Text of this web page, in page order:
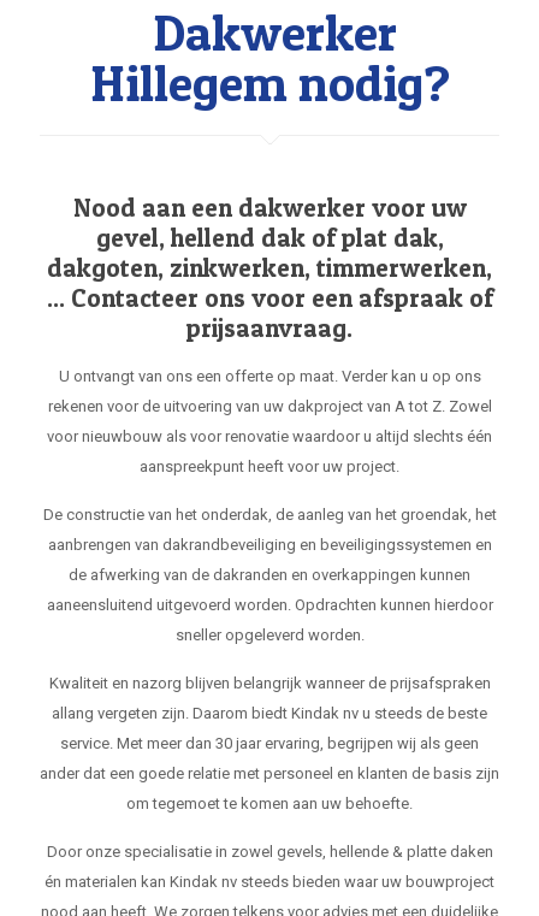
Dakwerker
Hillegem nodig?
Nood aan een dakwerker voor uw
gevel, hellend dak of plat dak,
dakgoten, zinkwerken, timmerwerken,
... Contacteer ons voor een afspraak of
prijsaanvraag.
U ontvangt van ons een offerte op maat. Verder kan u op ons
rekenen voor de uitvoering van uw dakproject van A tot Z. Zowel
voor nieuwbouw als voor renovatie waardoor u altijd slechts één
aanspreekpunt heeft voor uw project.
De constructie van het onderdak, de aanleg van het groendak, het
aanbrengen van dakrandbeveiliging en beveiligingssystemen en
de afwerking van de dakranden en overkappingen kunnen
aaneensluitend uitgevoerd worden. Opdrachten kunnen hierdoor
sneller opgeleverd worden.
Kwaliteit en nazorg blijven belangrijk wanneer de prijsafspraken
allang vergeten zijn. Daarom biedt Kindak nv u steeds de beste
service. Met meer dan 30 jaar ervaring, begrijpen wij als geen
ander dat een goede relatie met personeel en klanten de basis zijn
om tegemoet te komen aan uw behoefte.
Door onze specialisatie in zowel gevels, hellende & platte daken
én materialen kan Kindak nv steeds bieden waar uw bouwproject
nood aan heeft. We zorgen telkens voor advies met een duidelijke